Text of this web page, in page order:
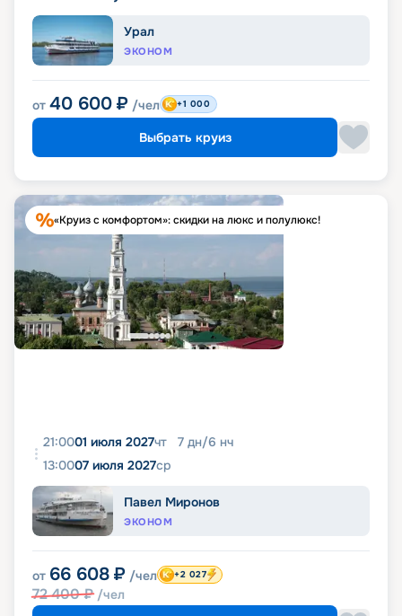
Урал
ЭКОНОМ
от 40 600 ₽ /чел +1 000
Выбрать круиз
«Круиз с комфортом»: скидки на люкс и полулюкс!
21:0001 июля 2027чт 7 дн/6 нч
13:0007 июля 2027ср
Павел Миронов
ЭКОНОМ
от 66 608 ₽ /чел
72 400₽ /чел
+2 027